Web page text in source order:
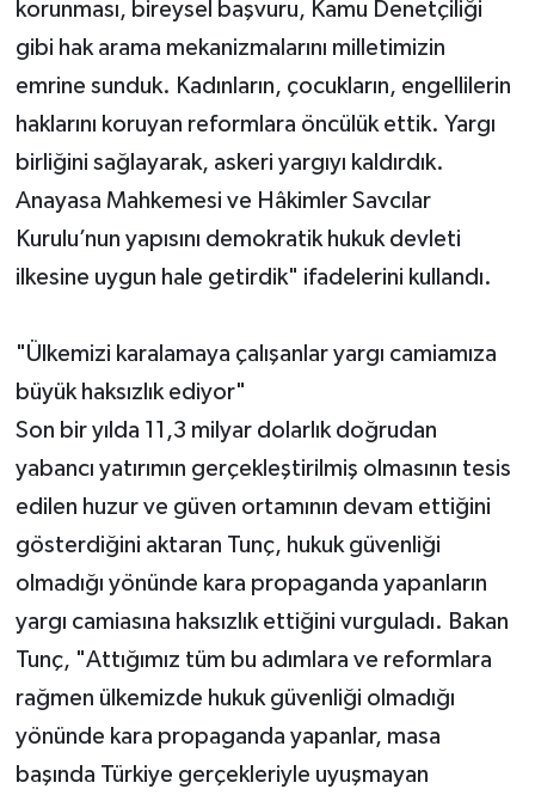
korunması, bireysel başvuru, Kamu Denetçiliği
gibi hak arama mekanizmalarını milletimizin
emrine sunduk. Kadınların, çocukların, engellilerin
haklarını koruyan reformlara öncülük ettik. Yargı
birliğini sağlayarak, askeri yargıyı kaldırdık.
Anayasa Mahkemesi ve Hâkimler Savcılar
Kurulu’nun yapısını demokratik hukuk devleti
ilkesine uygun hale getirdik" ifadelerini kullandı.
"Ülkemizi karalamaya çalışanlar yargı camiamıza
büyük haksızlık ediyor"
Son bir yılda 11,3 milyar dolarlık doğrudan
yabancı yatırımın gerçekleştirilmiş olmasının tesis
edilen huzur ve güven ortamının devam ettiğini
gösterdiğini aktaran Tunç, hukuk güvenliği
olmadığı yönünde kara propaganda yapanların
yargı camiasına haksızlık ettiğini vurguladı. Bakan
Tunç, "Attığımız tüm bu adımlara ve reformlara
rağmen ülkemizde hukuk güvenliği olmadığı
yönünde kara propaganda yapanlar, masa
başında Türkiye gerçekleriyle uyuşmayan